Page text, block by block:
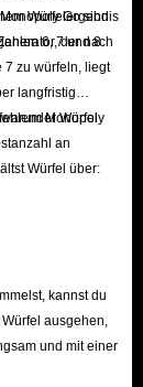
Go sind
der nach
Würfelergebnis
6, 7 und 8
7 zu würfeln, liegt
langfristig
Monopoly
Würfel
an
Würfel über:
kannst du
ausgehen,
und mit einer